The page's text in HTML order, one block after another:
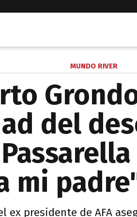
MUNDO RIVER
del
mi
ex presidente de AFA